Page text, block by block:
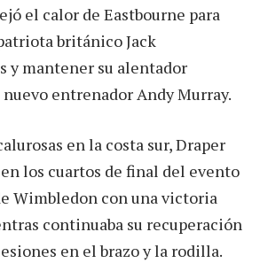
el calor de Eastbourne para
británico Jack
y mantener su alentador
entrenador Andy Murray.
en la costa sur, Draper
los cuartos de final del evento
Wimbledon con una victoria
continuaba su recuperación
en el brazo y la rodilla.